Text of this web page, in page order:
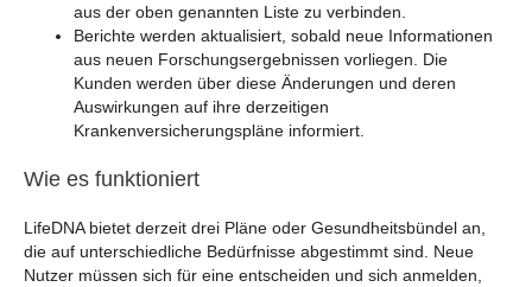
aus der oben genannten Liste zu verbinden.
Berichte werden aktualisiert, sobald neue Informationen
aus neuen Forschungsergebnissen vorliegen. Die
Kunden werden über diese Änderungen und deren
Auswirkungen auf ihre derzeitigen
Krankenversicherungspläne informiert.
Wie es funktioniert
LifeDNA bietet derzeit drei Pläne oder Gesundheitsbündel an,
die auf unterschiedliche Bedürfnisse abgestimmt sind. Neue
Nutzer müssen sich für eine entscheiden und sich anmelden,